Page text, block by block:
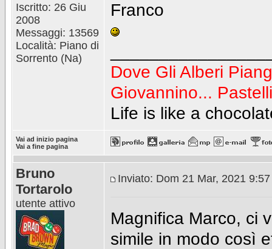
Iscritto: 26 Giu
2008
Messaggi: 13569
Località: Piano di
Sorrento (Na)
Franco
Dove Gli Alberi
Giovannino...
Life is like a
Vai ad inizio pagina
Vai a fine pagina
Bruno
Tortarolo
utente attivo
Inviato: Dom 21 Mar, 2021
Magnifica Marco, ci
simile in modo così